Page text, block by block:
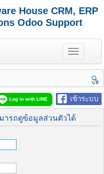
House CRM, ERP
Odoo Support
T
o
g
e
n
a
v
i
g
นห
า
เข้าระบบ
Log in with LINE
ารถดูข้อมูลส่วนตัวได้